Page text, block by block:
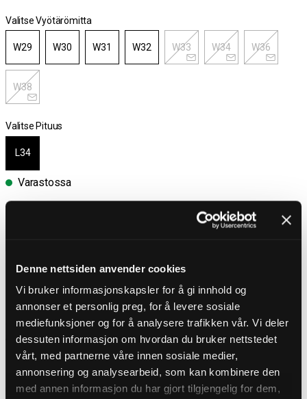
Denne nettsiden anvender cookies
Vi bruker informasjonskapsler for å gi innhold og
annonser et personlig preg, for å levere sosiale
mediefunksjoner og for å analysere trafikken vår. Vi deler
dessuten informasjon om hvordan du bruker nettstedet
vårt, med partnerne våre innen sosiale medier,
annonsering og analysearbeid, som kan kombinere den
med annen informasjon du har gjort tilgjengelig for dem,
Valitse Vyötärömitta
W29 W30 W31 W32 W33 W34 W36
W38
Valitse Pituus
L34
Varastossa
Ilmainen toimitus yli 100 € tilauksiin
Ilmainen toimitus yli 100 € tilauksiin
TUOTEKUVAUS
Päheät farkut merkiltä Kingz
Joustavat farkkuhousut, joissa on tyylikäs batiikkipesu ja tyyliä
korostavat keinonahkaiset paneelit. Viisi taskua ja kapea malli. Nämä